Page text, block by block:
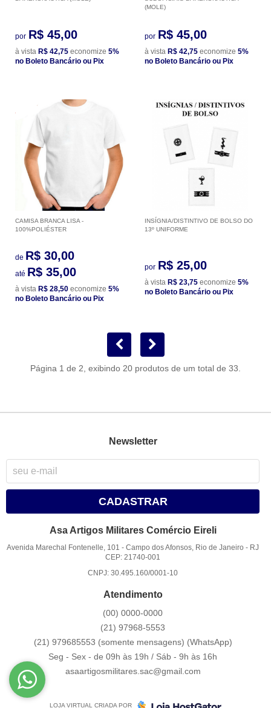
por R$ 45,00
à vista R$ 42,75 economize 5%
no Boleto Bancário ou Pix
(MOLE)
por R$ 45,00
à vista R$ 42,75 economize 5%
no Boleto Bancário ou Pix
CAMISA BRANCA LISA -
100%POLIÉSTER
de R$ 30,00
até R$ 35,00
à vista R$ 28,50 economize 5%
no Boleto Bancário ou Pix
INSÍGNIA/DISTINTIVO DE BOLSO DO
13º UNIFORME
por R$ 25,00
à vista R$ 23,75 economize 5%
no Boleto Bancário ou Pix
Página 1 de 2, exibindo 20 produtos de um total de 33.
Newsletter
CADASTRAR
Asa Artigos Militares Comércio Eireli
Avenida Marechal Fontenelle, 101 -Campo dos Afonsos, Rio de Janeiro - RJ
CEP: 21740-001
CNPJ: 30.495.160/0001-10
Atendimento
(00) 0000-0000
(21) 97968-5553
(21) 979685553 (somente mensagens) (WhatsApp)
Seg - Sex - de 09h às 19h / Sáb - 9h às 16h
asaartigosmilitares.sac@gmail.com
LOJA VIRTUAL CRIADA POR